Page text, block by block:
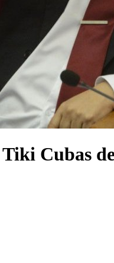
Tiki Cubas